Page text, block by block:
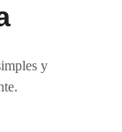
y